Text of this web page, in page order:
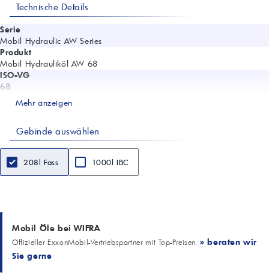
Technische Details
Serie
Mobil Hydraulic AW Series
Produkt
Mobil Hydrauliköl AW 68
ISO-VG
68
Norm/Claim
DIN 51524-2:2017-06 (HLP)
Viskositätsindex
95
Pour Point (°C)
-18
Dichte @15 °C (kg/l)
0.88
Kupferkorrosion, 3 h/100 °C
1A (ASTM D130)
Emulsion, Zeit bis 3 ml @54 °C (min)
20 (ASTM D1401)
Mehr anzeigen
Gebinde auswählen
208l Fass 1000l IBC
Mobil Öle bei WIFRA
Offizieller ExxonMobil-Vertriebspartner mit Top-Preisen. » beraten wir
Sie gerne